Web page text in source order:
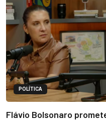
POLÍTICA
Flávio Bolsonaro